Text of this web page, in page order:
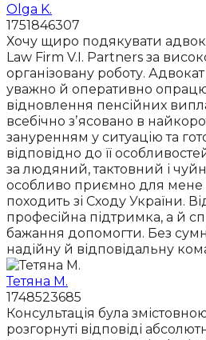
Olga K.
1751846307
Хочу щиро подякувати
Law Firm V.I. Partners за
організовану роботу. Адвокат
уважно й оперативно
відновлення пенсійних
всебічно зʼясовано в
зануренням у ситуацію та
відповідно до її
за людяний, тактовний і
особливо приємно для мене
походить зі Сходу України.
професійна підтримка, а й
бажання допомогти. Без
надійну й відповідальну
Тетяна М.
1748523685
Консультація була
розгорнуті відповіді